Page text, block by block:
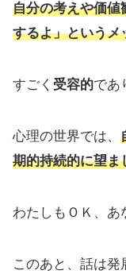
自分の考えや価値
するよ」というメ
すごく 受容的であ
心理の世界では、
期的持続的に望ま
わたしもＯＫ、あ
このあと、話は発